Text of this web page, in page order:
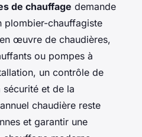
de chauffage demande
plombier-chauffagiste
œuvre de chaudières,
ou pompes à
un contrôle de
sécurité et de la
chaudière reste
et garantir une